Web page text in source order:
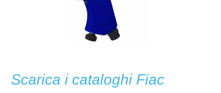
Scarica i cataloghi Fiac